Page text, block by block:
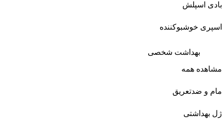
بادی اسپلش
اسپری خوشبوکننده
بهداشت شخصی
مشاهده همه
مام و ضدتعریق
ژل بهداشتی